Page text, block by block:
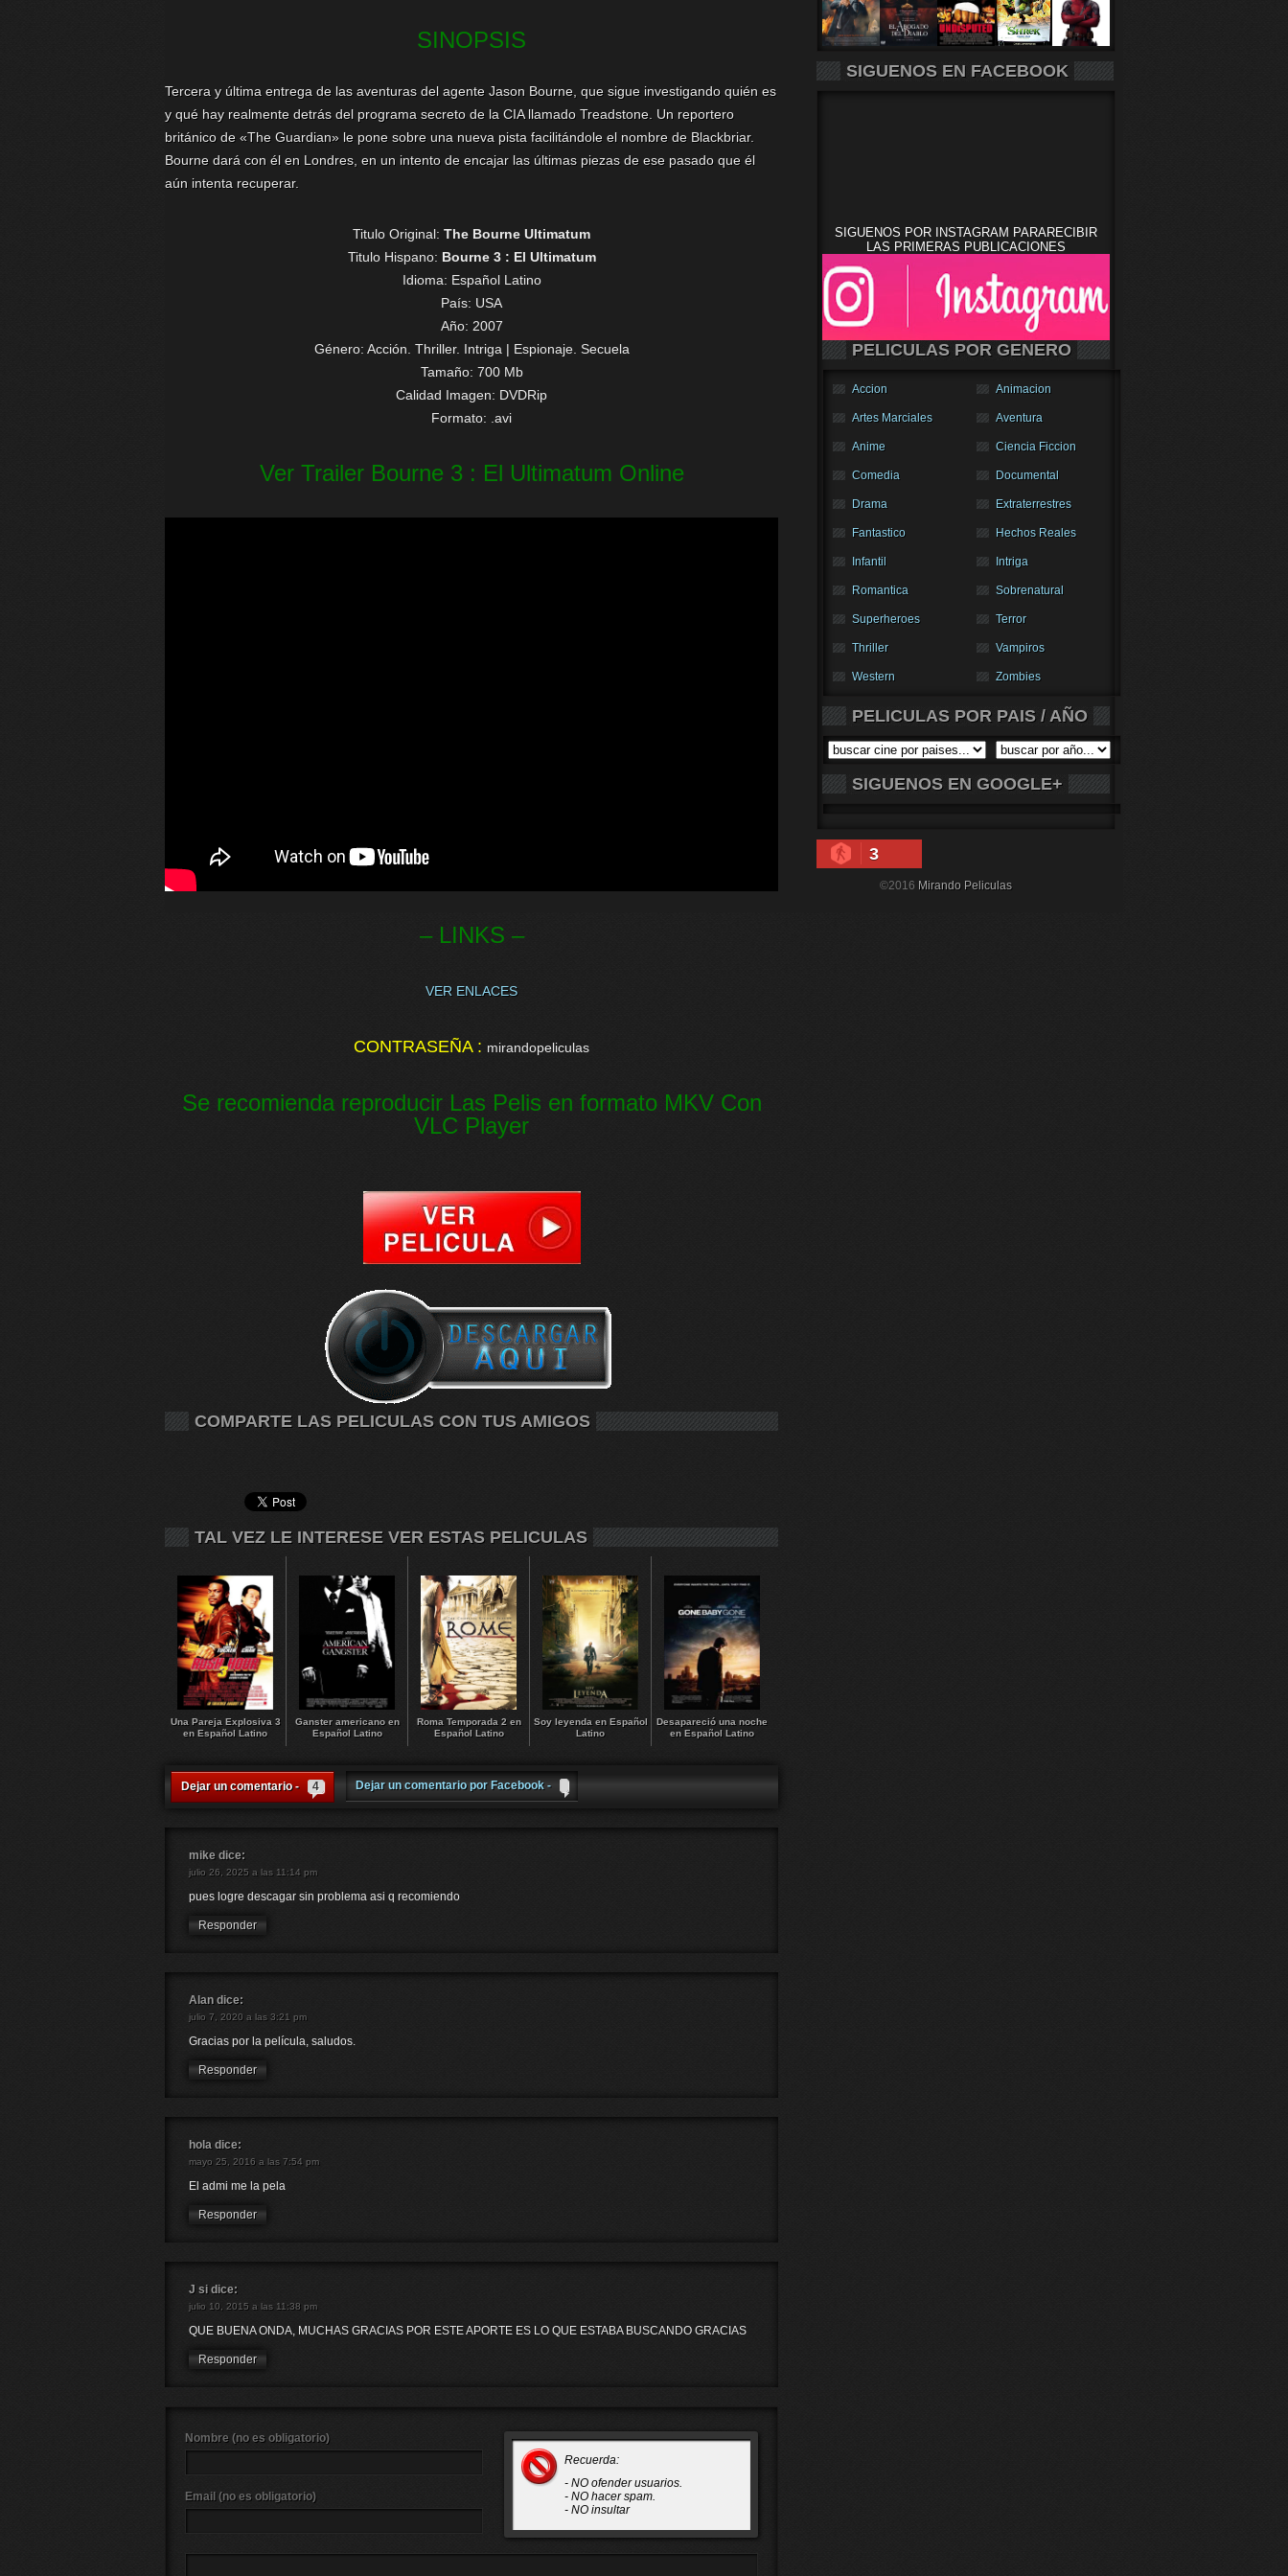
SINOPSIS
Tercera y última entrega de las aventuras del agente Jason Bourne, que sigue investigando quién es
y qué hay realmente detrás del programa secreto de la CIA llamado Treadstone. Un reportero
británico de «The Guardian» le pone sobre una nueva pista facilitándole el nombre de Blackbriar.
Bourne dará con él en Londres, en un intento de encajar las últimas piezas de ese pasado que él
aún intenta recuperar.
Titulo Original: The Bourne Ultimatum
Titulo Hispano: Bourne 3 : El Ultimatum
Idioma: Español Latino
País: USA
Año: 2007
Género: Acción. Thriller. Intriga | Espionaje. Secuela
Tamaño: 700 Mb
Calidad Imagen: DVDRip
Formato: .avi
Ver Trailer Bourne 3 : El Ultimatum Online
– LINKS –
VER ENLACES
CONTRASEÑA : mirandopeliculas
Se recomienda reproducir Las Pelis en formato MKV Con
VLC Player
COMPARTE LAS PELICULAS CON TUS AMIGOS
TAL VEZ LE INTERESE VER ESTAS PELICULAS
Una Pareja Explosiva 3
en Español Latino
Ganster americano en
Español Latino
Roma Temporada 2 en
Español Latino
Soy leyenda en Español
Latino
Desapareció una noche
en Español Latino
Dejar un comentario - 4 Dejar un comentario por Facebook -
mike dice:
julio 26, 2025 a las 11:14 pm
pues logre descagar sin problema asi q recomiendo
Responder
Alan dice:
julio 7, 2020 a las 3:21 pm
Gracias por la película, saludos.
Responder
hola dice:
mayo 25, 2016 a las 7:54 pm
El admi me la pela
Responder
J si dice:
julio 10, 2015 a las 11:38 pm
QUE BUENA ONDA, MUCHAS GRACIAS POR ESTE APORTE ES LO QUE ESTABA BUSCANDO GRACIAS
Responder
Recuerda:
- NO ofender usuarios.
- NO hacer spam.
- NO insultar
Nombre (no es obligatorio)
Email (no es obligatorio)
SIGUENOS EN FACEBOOK
SIGUENOS POR INSTAGRAM PARARECIBIR
LAS PRIMERAS PUBLICACIONES
PELICULAS POR GENERO
Accion Animacion
Artes Marciales Aventura
Anime Ciencia Ficcion
Comedia Documental
Drama Extraterrestres
Fantastico Hechos Reales
Infantil Intriga
Romantica Sobrenatural
Superheroes Terror
Thriller Vampiros
Western Zombies
PELICULAS POR PAIS / AÑO
SIGUENOS EN GOOGLE+
3
©2016 Mirando Peliculas